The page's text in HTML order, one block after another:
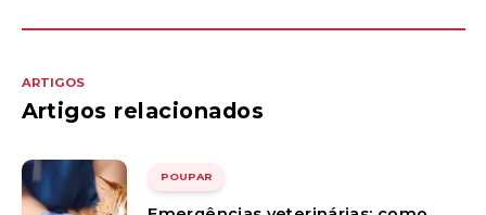
ARTIGOS
Artigos relacionados
POUPAR